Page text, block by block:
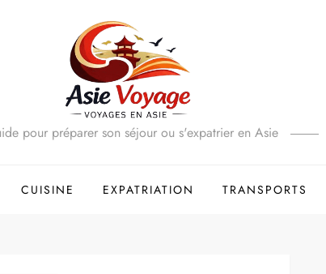
pour préparer son séjour ou s'expatrier en Asie
CUISINE EXPATRIATION TRANSPORTS